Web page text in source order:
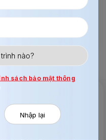
trợ 24/7
khách hàng trong mọi
sách bảo mật thông
Nhập lại